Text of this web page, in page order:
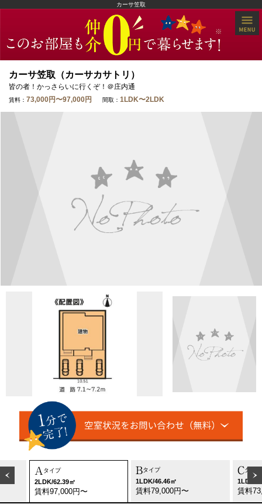
カーサ笠取
カーサ笠取（カーサカサトリ）
皆の者！かっさらいに行くぞ！＠庄内通
賃料： 73,000円〜97,000円 間取： 1LDK〜2LDK
A タイプ
2LDK/62.39㎡
賃料97,000円〜
Bタイプ
1LDK/46.46㎡
賃料79,000円〜
Cタイプ
1LDK/
賃料